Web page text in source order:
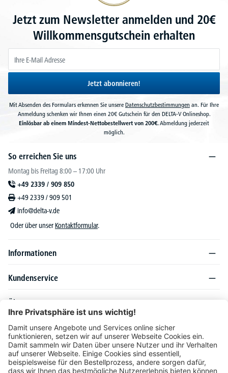
Jetzt zum Newsletter anmelden und 20€
Willkommensgutschein erhalten
Jetzt abonnieren!
Mit Absenden des Formulars erkennen Sie unsere Datenschutzbestimmungen an. Für Ihre
Anmeldung schenken wir Ihnen einen 20€ Gutschein für den DELTA-V Onlineshop.
Einlösbar ab einem Mindest-Nettobestellwert von 200€.Abmeldung jederzeit
möglich.
So erreichen Sie uns
Montag bis Freitag 8:00 – 17:00 Uhr
+49 2339 / 909 850
+49 2339 / 909 501
info@delta-v.de
Oder über unser Kontaktformular.
Informationen
Kundenservice
Über DELTA-V
Produktsortiment
Ratgeber